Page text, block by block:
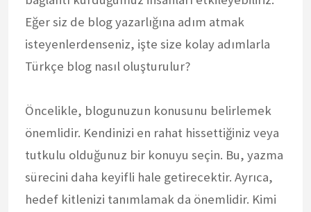
Eğer siz de blog yazarlığına adım atmak
isteyenlerdenseniz, işte size kolay adımlarla
Türkçe blog nasıl oluşturulur?
Öncelikle, blogunuzun konusunu belirlemek
önemlidir. Kendinizi en rahat hissettiğiniz veya
tutkulu olduğunuz bir konuyu seçin. Bu, yazma
sürecini daha keyifli hale getirecektir. Ayrıca,
hedef kitlenizi tanımlamak da önemlidir. Kimi